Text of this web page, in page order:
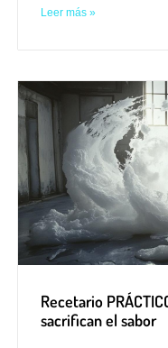
Leer más »
Recetario
sacrifican el sabor